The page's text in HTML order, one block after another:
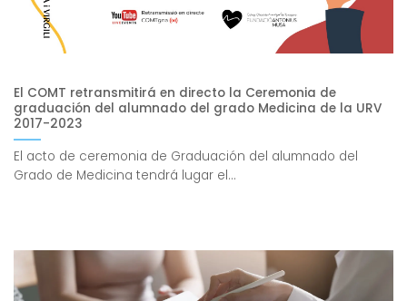
El COMT retransmitirá en directo la Ceremonia de
graduación del alumnado del grado Medicina de la URV
2017-2023
El acto de ceremonia de Graduación del alumnado del
Grado de Medicina tendrá lugar el...